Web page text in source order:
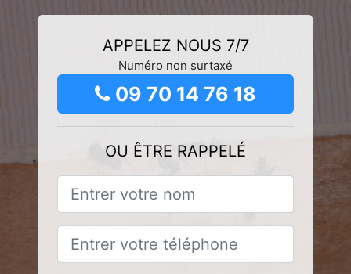
APPELEZ NOUS 7/7
Numéro non surtaxé
09 70 14 76 18
OU ÊTRE RAPPELÉ